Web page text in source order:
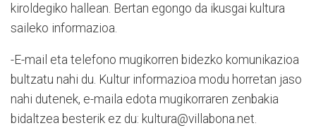
kiroldegiko hallean. Bertan egongo da ikusgai kultura
saileko informazioa.
-E-mail eta telefono mugikorren bidezko komunikazioa
bultzatu nahi du. Kultur informazioa modu horretan jaso
nahi dutenek, e-maila edota mugikorraren zenbakia
bidaltzea besterik ez du: kultura@villabona.net.